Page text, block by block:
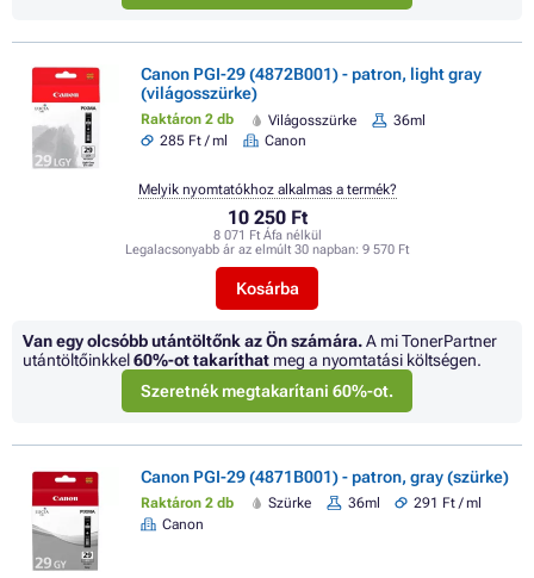
Canon PGI-29 (4872B001) - patron, light gray
(világosszürke)
Raktáron 2 db Világosszürke
36ml
285 Ft / ml
Canon
10 250 Ft
8 071 Ft Áfa nélkül
Legalacsonyabb ár az elmúlt 30 napban: 9 570 Ft
Kosárba
Melyik nyomtatókhoz alkalmas a termék?
Van egy olcsóbb utántöltőnk az Ön számára.A mi TonerPartner
utántöltőinkkel60%-ot takaríthat meg a nyomtatási költségen.
Szeretnék megtakarítani 60%-ot.
Canon PGI-29 (4871B001) - patron, gray (szürke)
Raktáron 2 db Szürke 36ml
291 Ft / ml
Canon